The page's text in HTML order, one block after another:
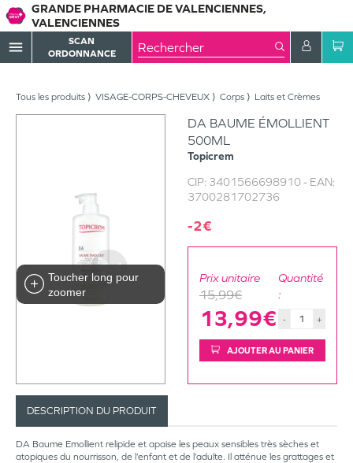
GRANDE PHARMACIE DE VALENCIENNES,
VALENCIENNES
menu
SCAN
ORDONNANCE
Tous les produits VISAGE-CORPS-CHEVEUX Corps Laits et Crèmes
Toucher long pour
zoomer
DA BAUME ÉMOLLIENT
500ML
Topicrem
CIP: 3401566698910- EAN:
3700281702736
-2€
Prix unitaire
15,99€
13,99€
Quantité
:
- +
AJOUTER AU PANIER
DESCRIPTION DU PRODUIT
DA Baume Emollient relipide et apaise les peaux sensibles très sèches et
atopiques du nourrisson, de l’enfant et de l’adulte. Il atténue les grattages et